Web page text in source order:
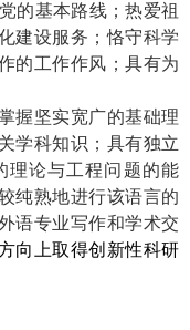
党的基本路线；热爱祖
建设服务；恪守科学
的工作作风；具有为
握坚实宽广的基础理
学科知识 ； 具有独立
理论与工程问题的能
纯熟地进行该语言的
语专业写作和学术交
向上取得创新性科研